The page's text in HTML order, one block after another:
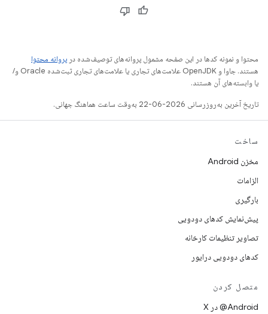
محتوا و نمونه کدها در این صفحه مشمول پروانه‌های توصیف‌شده در پروانه محتوا
هستند. جاوا و OpenJDK علامت‌های تجاری یا علامت‌های تجاری ثبت‌شده Oracle و/
یا وابسته‌های آن هستند.
تاریخ آخرین به‌روزرسانی 2026-06-22 به‌وقت ساعت هماهنگ جهانی.
ساخت
مخزن Android
الزامات
بارگیری
پیش‌نمایش کدهای دودویی
تصاویر تنظیمات کارخانه
کدهای دودویی درایور
متصل کردن
‫‎@Android در X